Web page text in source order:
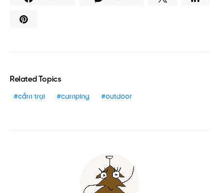
Related Topics
cắm trại camping outdoor